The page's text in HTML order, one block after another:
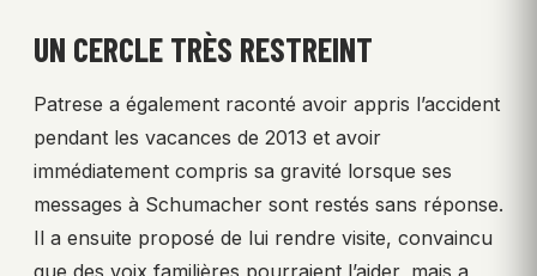
UN CERCLE TRÈS RESTREINT
Patrese a également raconté avoir appris l’accident
pendant les vacances de 2013 et avoir
immédiatement compris sa gravité lorsque ses
messages à Schumacher sont restés sans réponse.
Il a ensuite proposé de lui rendre visite, convaincu